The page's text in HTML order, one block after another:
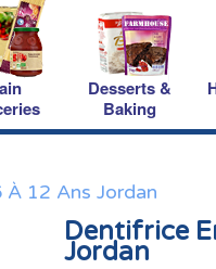
Desserts &
Baking
12 Ans Jordan
Dentifrice
Jordan